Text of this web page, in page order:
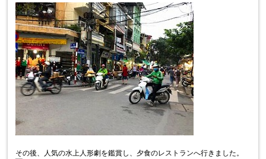
その後、人気の水上人形劇を鑑賞し、夕食のレストランへ行きました。